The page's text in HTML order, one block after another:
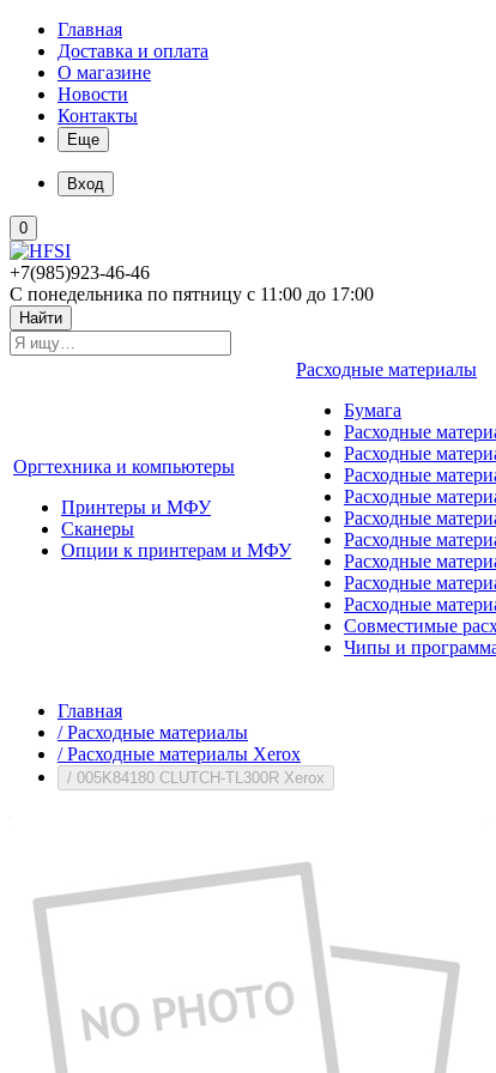
Главная
Доставка и оплата
О магазине
Новости
Контакты
Еще
Вход
0
+7(985)923-46-46
С понедельника по пятницу с 11:00 до 17:00
Найти
Оргтехника и компьютеры
Принтеры и МФУ
Сканеры
Опции к принтерам и МФУ
Расходные материалы
Бумага
Расходные
Расходные
Расходные
Расходные
Расходные
Расходные
Расходные
Расходные
Расходные
Совместимые
Чипы и
Главная
/ Расходные материалы
/ Расходные материалы Xerox
/ 005K84180 CLUTCH-TL300R Xerox